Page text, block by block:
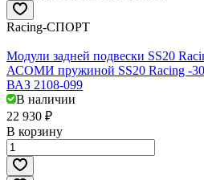
Racing-СПОРТ
Модули задней подвески SS20
АСОМИ пружиной SS20 Racing -
ВАЗ 2108-099
В наличии
22 930 ₽
В корзину